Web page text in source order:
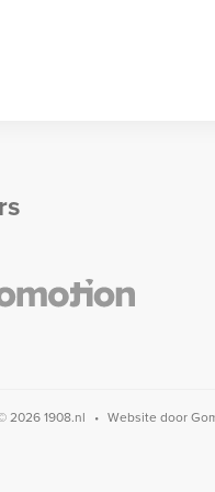
2026 1908.nl Website door